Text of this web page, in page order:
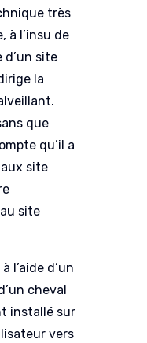
très
à l’insu de
d’un site
la
que
qu’il a
site
site
l’aide d’un
cheval
installé sur
vers